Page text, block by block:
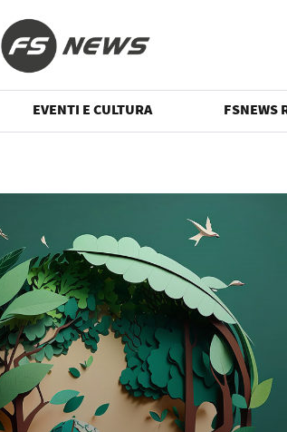
EVENTI E CULTURA FSNEWS